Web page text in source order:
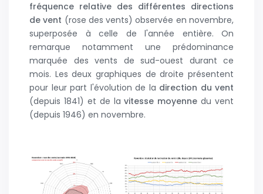
fréquence relative des différentes directions
de vent (rose des vents) observée en novembre,
superposée à celle de l'année entière. On
remarque notamment une prédominance
marquée des vents de sud-ouest durant ce
mois. Les deux graphiques de droite présentent
pour leur part l'évolution de la direction du vent
(depuis 1841) et de lavitesse moyenne du vent
(depuis 1946) en novembre.